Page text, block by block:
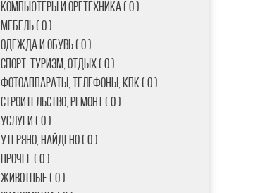
Компьютеры и оргтехника ( 0 )
Мебель ( 0 )
Одежда и обувь ( 0 )
Спорт, туризм, отдых ( 0 )
Фотоаппараты, телефоны, КПК ( 0 )
Строительство, ремонт ( 0 )
Услуги ( 0 )
Утеряно, найдено ( 0 )
Прочее ( 0 )
Животные ( 0 )